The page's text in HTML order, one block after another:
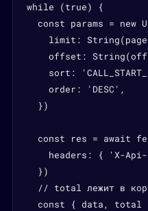
while (true) {
const params = new
limit:
offset:
sort:
    order: 'DESC',
  })
const res = await
headers: { 'X-
  })
// total лежит в
const { data, total